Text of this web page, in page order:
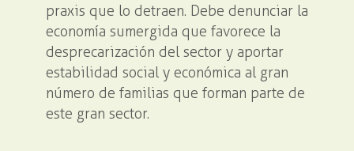
praxis que lo detraen. Debe denunciar la
economía sumergida que favorece la
desprecarización del sector y aportar
estabilidad social y económica al gran
número de familias que forman parte de
este gran sector.